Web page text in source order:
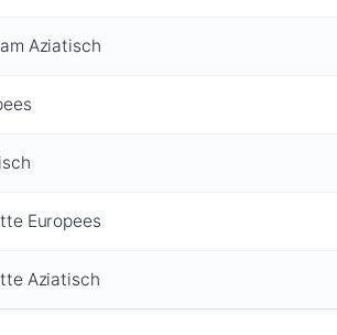
Aziatisch
Europees
Aziatisch